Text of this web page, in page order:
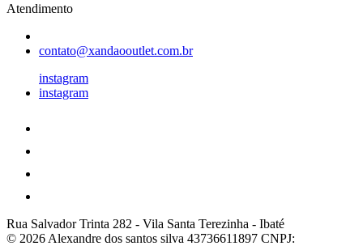
Atendimento
contato@xandaooutlet.com.br
instagram
instagram
Rua Salvador Trinta 282 - Vila Santa Terezinha - Ibaté
© 2026 Alexandre dos santos silva 43736611897 CNPJ: